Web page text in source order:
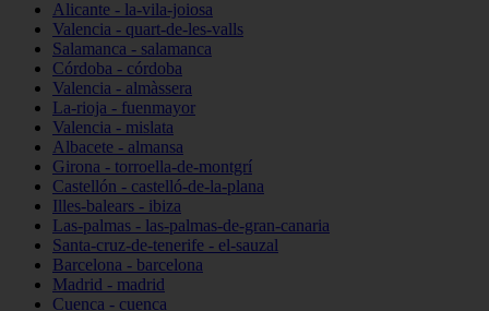
Alicante - la-vila-joiosa
Valencia - quart-de-les-valls
Salamanca - salamanca
Córdoba - córdoba
Valencia - almàssera
La-rioja - fuenmayor
Valencia - mislata
Albacete - almansa
Girona - torroella-de-montgrí
Castellón - castelló-de-la-plana
Illes-balears - ibiza
Las-palmas - las-palmas-de-gran-canaria
Santa-cruz-de-tenerife - el-sauzal
Barcelona - barcelona
Madrid - madrid
Cuenca - cuenca